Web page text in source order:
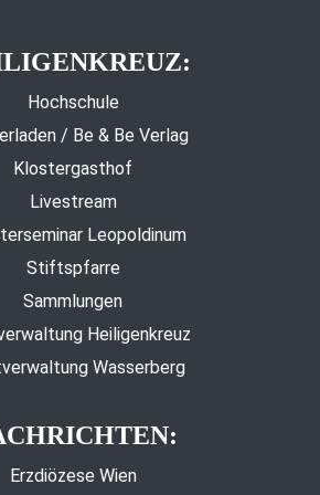
Hochschule
/ Be & Be Verlag
Klostergasthof
Livestream
Leopoldinum
Stiftspfarre
Sammlungen
Heiligenkreuz
Wasserberg
Erzdiözese Wien